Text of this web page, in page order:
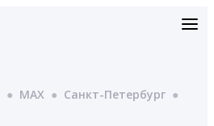
● MAX ● Санкт-Петербург ●